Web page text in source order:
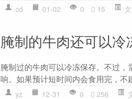
cd 01-02 0 15
腌制的牛肉还可以冷
腌制过的牛肉可以冷冻保存。不过
响。如果预计短时间内会食用完，不
yz 12-31 0 256